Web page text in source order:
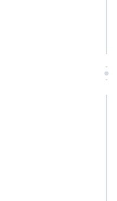
DTM